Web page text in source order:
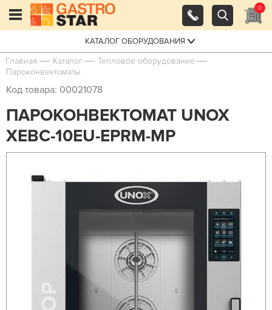
0
КАТАЛОГ ОБОРУДОВАНИЯ
Главная Каталог
Тепловое оборудование
Пароконвектоматы
Код товара: 00021078
ПАРОКОНВЕКТОМАТ UNOX
XEBC-10EU-EPRM-MP